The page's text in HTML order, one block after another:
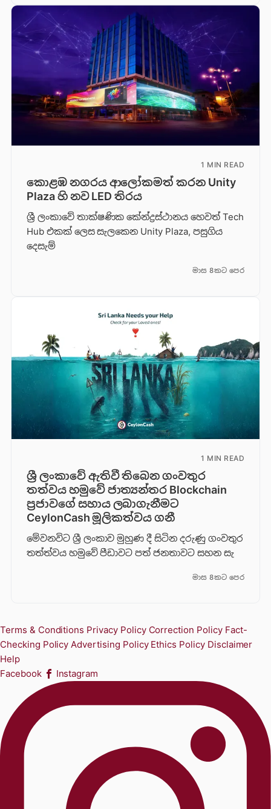
1 MIN READ
කොළඹ නගරය ආලෝකමත් කරන Unity
Plaza හි නව LED තිරය
ශ්‍රී ලංකාවේ තාක්ෂණික කේන්ද්‍රස්ථානය හෙවත් Tech
Hub එකක් ලෙස සැලකෙන Unity Plaza, පසුගිය
දෙසැම්
මාස 8කට පෙර
1 MIN READ
ශ්‍රී ලංකාවේ ඇතිවී තිබෙන ගංවතුර
තත්වය හමුවේ ජාත්‍යන්තර Blockchain
ප්‍රජාවගේ සහාය ලබාගැනීමට
CeylonCash මූලිකත්වය ග​නී
මේවනවිට ශ්‍රී ලංකාව මුහුණ දී සිටින දරුණු ගංවතුර
තත්ත්වය හමුවේ පීඩාවට පත් ජනතාවට සහන සැ
මාස 8කට පෙර
Terms & Conditions Privacy Policy Correction Policy Fact-
Checking Policy Advertising Policy Ethics Policy Disclaimer
Help
Facebook
Instagram